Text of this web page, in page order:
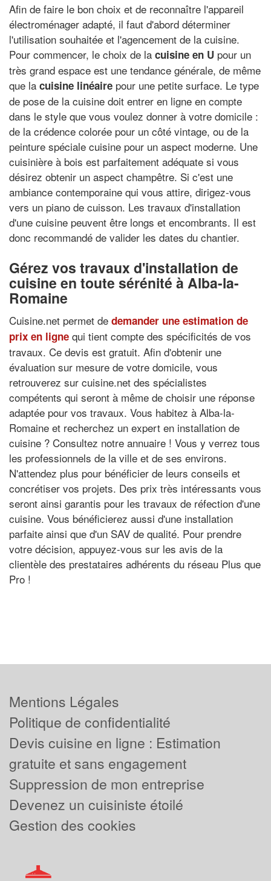
Afin de faire le bon choix et de reconnaître l'appareil
électroménager adapté, il faut d'abord déterminer
l'utilisation souhaitée et l'agencement de la cuisine.
Pour commencer, le choix de la cuisine en U pour un
très grand espace est une tendance générale, de même
que la cuisine linéaire pour une petite surface. Le type
de pose de la cuisine doit entrer en ligne en compte
dans le style que vous voulez donner à votre domicile :
de la crédence colorée pour un côté vintage, ou de la
peinture spéciale cuisine pour un aspect moderne. Une
cuisinière à bois est parfaitement adéquate si vous
désirez obtenir un aspect champêtre. Si c'est une
ambiance contemporaine qui vous attire, dirigez-vous
vers un piano de cuisson. Les travaux d'installation
d'une cuisine peuvent être longs et encombrants. Il est
donc recommandé de valider les dates du chantier.
Gérez vos travaux d'installation de
cuisine en toute sérénité à Alba-la-
Romaine
Cuisine.net permet de demander une estimation de
prix en ligne qui tient compte des spécificités de vos
travaux. Ce devis est gratuit. Afin d'obtenir une
évaluation sur mesure de votre domicile, vous
retrouverez sur cuisine.net des spécialistes
compétents qui seront à même de choisir une réponse
adaptée pour vos travaux. Vous habitez à Alba-la-
Romaine et recherchez un expert en installation de
cuisine ? Consultez notre annuaire ! Vous y verrez tous
les professionnels de la ville et de ses environs.
N'attendez plus pour bénéficier de leurs conseils et
concrétiser vos projets. Des prix très intéressants vous
seront ainsi garantis pour les travaux de réfection d'une
cuisine. Vous bénéficierez aussi d'une installation
parfaite ainsi que d'un SAV de qualité. Pour prendre
votre décision, appuyez-vous sur les avis de la
clientèle des prestataires adhérents du réseau Plus que
Pro !
Mentions Légales
Politique de confidentialité
Devis cuisine en ligne : Estimation
gratuite et sans engagement
Suppression de mon entreprise
Devenez un cuisiniste étoilé
Gestion des cookies